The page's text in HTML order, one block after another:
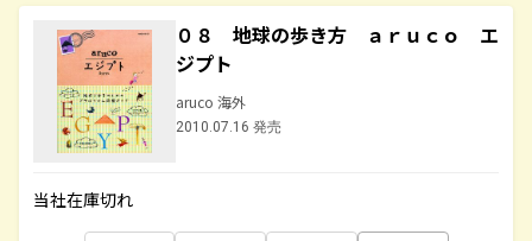
０８ 地球の歩き方 ａｒｕｃｏ エ
ジプト
aruco 海外
2010.07.16 発売
当社在庫切れ